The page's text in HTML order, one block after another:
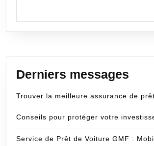
Derniers messages
Trouver la meilleure assurance de
Conseils pour protéger votre
Service de Prêt de Voiture GMF :